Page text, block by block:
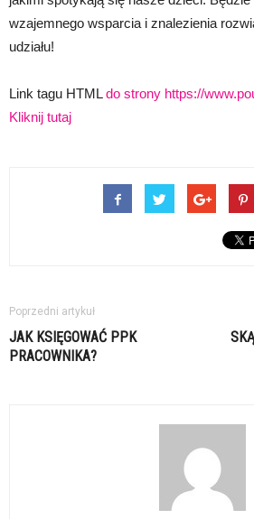
wzajemnego wsparcia i znalezienia
udziału!
Link tagu HTMLdo strony https://
Kliknij tutaj
Poprzedni artykuł
JAK KSIĘGOWAĆ PPK
PRACOWNIKA?